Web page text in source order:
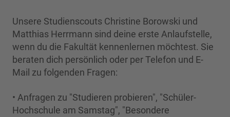
Unsere Studienscouts Christine Borowski und
Matthias Herrmann sind deine erste Anlaufstelle,
wenn du die Fakultät kennenlernen möchtest. Sie
beraten dich persönlich oder per Telefon und E-
Mail zu folgenden Fragen:
• Anfragen zu "Studieren probieren", "Schüler-
Hochschule am Samstag", "Besondere